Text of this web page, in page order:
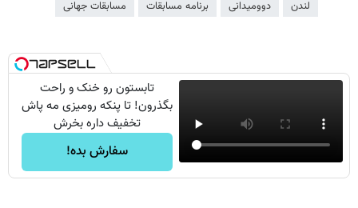
لندن دوومیدانی برنامه مسابقات مسابقات جهانی
تابستون رو خنک و راحت
بگذرون! تا پنکه رومیزی مه پاش
تخفیف داره بخرش
سفارش بده!